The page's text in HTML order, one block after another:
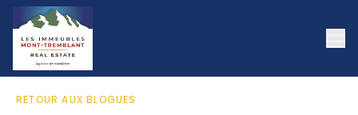
RETOUR AUX BLOGUES